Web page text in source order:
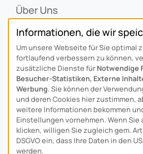
Über Uns
Ansprechpartner
Alois Schiffmann Stiftung
Allgemeine
Arcus Niederlande:
KONTAKT
Anfahrt
Kontaktformular
Kundenservice
Informationen, die wir
Um unsere Webseite für Sie optimal
fortlaufend verbessern zu können,
zusätzliche Dienste für Notwendige
Besucher-Statistiken, Externe
Werbung. Sie können der
und deren Cookies hier zustimmen,
weitere Informationen bekommen
Einstellungen vornehmen. Wenn Sie
klicken, willigen Sie zugleich gem.
DSGVO ein, dass Ihre Daten in den
werden.